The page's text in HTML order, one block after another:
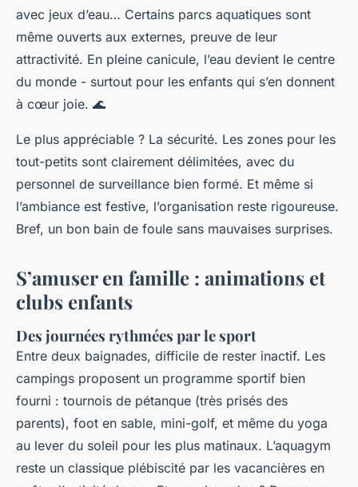
avec jeux d’eau… Certains parcs aquatiques sont
même ouverts aux externes, preuve de leur
attractivité. En pleine canicule, l’eau devient le centre
du monde - surtout pour les enfants qui s’en donnent
à cœur joie. 🌊
Le plus appréciable ? La sécurité. Les zones pour les
tout-petits sont clairement délimitées, avec du
personnel de surveillance bien formé. Et même si
l’ambiance est festive, l’organisation reste rigoureuse.
Bref, un bon bain de foule sans mauvaises surprises.
S’amuser en famille : animations et
clubs enfants
Des journées rythmées par le sport
Entre deux baignades, difficile de rester inactif. Les
campings proposent un programme sportif bien
fourni : tournois de pétanque (très prisés des
parents), foot en sable, mini-golf, et même du yoga
au lever du soleil pour les plus matinaux. L’aquagym
reste un classique plébiscité par les vacancières en